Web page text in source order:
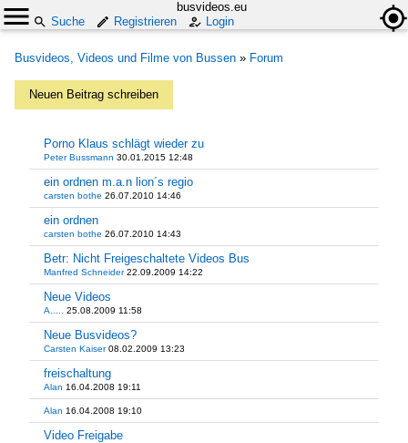
busvideos.eu
Suche
Registrieren Login
Busvideos, Videos und Filme von Bussen » Forum
Neuen Beitrag schreiben
Porno Klaus schlägt wieder zu
Peter Bussmann 30.01.2015 12:48
ein ordnen m.a.n lion´s regio
carsten bothe 26.07.2010 14:46
ein ordnen
carsten bothe 26.07.2010 14:43
Betr: Nicht Freigeschaltete Videos Bus
Manfred Schneider22.09.2009 14:22
Neue Videos
A..... 25.08.2009 11:58
Neue Busvideos?
Carsten Kaiser08.02.2009 13:23
freischaltung
Alan 16.04.2008 19:11
Alan 16.04.2008 19:10
Video Freigabe